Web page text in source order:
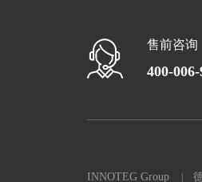
售前咨询
400-
INNOTEG Group |